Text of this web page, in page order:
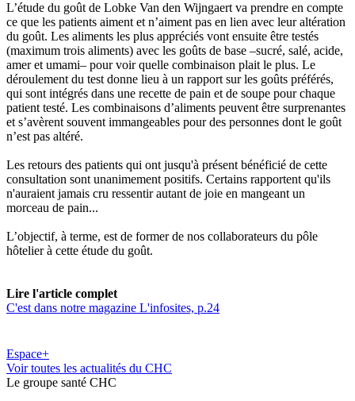
L’étude du goût de Lobke Van den Wijngaert va prendre en compte
ce que les patients aiment et n’aiment pas en lien avec leur altération
du goût. Les aliments les plus appréciés vont ensuite être testés
(maximum trois aliments) avec les goûts de base –sucré, salé, acide,
amer et umami– pour voir quelle combinaison plait le plus. Le
déroulement du test donne lieu à un rapport sur les goûts préférés,
qui sont intégrés dans une recette de pain et de soupe pour chaque
patient testé. Les combinaisons d’aliments peuvent être surprenantes
et s’avèrent souvent immangeables pour des personnes dont le goût
n’est pas altéré.
Les retours des patients qui ont jusqu'à présent bénéficié de cette
consultation sont unanimement positifs. Certains rapportent qu'ils
n'auraient jamais cru ressentir autant de joie en mangeant un
morceau de pain...
L’objectif, à terme, est de former de nos collaborateurs du pôle
hôtelier à cette étude du goût.
Lire l'article complet
C'est dans notre magazine L'infosites, p.24
Espace+
Voir toutes les actualités du CHC
Le groupe santé CHC